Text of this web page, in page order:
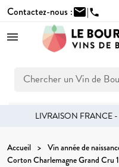
Contactez-nous :mail|phone
LIVRAISON FRANCE -
Accueil
Vin année de
Corton Charlemagne Grand Cru